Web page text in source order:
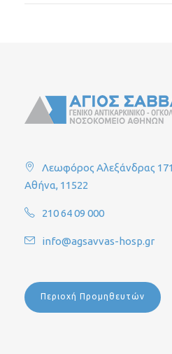
Λεωφόρος Αλεξάνδρας 171
Αθήνα, 11522
210 64 09 000
info@agsavvas-hosp.gr
Περιοχή Προμηθευτών